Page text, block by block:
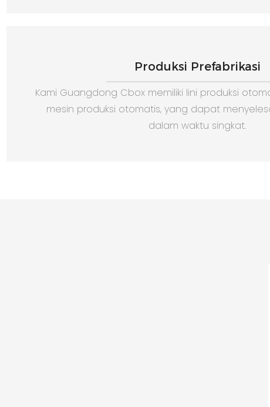
Produksi Prefabrikasi
Kami Guangdong Cbox memiliki lini produksi
mesin produksi otomatis, yang dapat
dalam waktu singkat.